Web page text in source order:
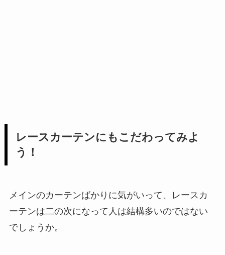
レースカーテンにもこだわってみよ
う！
メインのカーテンばかりに気がいって、レースカ
ーテンは二の次になって人は結構多いのではない
でしょうか。